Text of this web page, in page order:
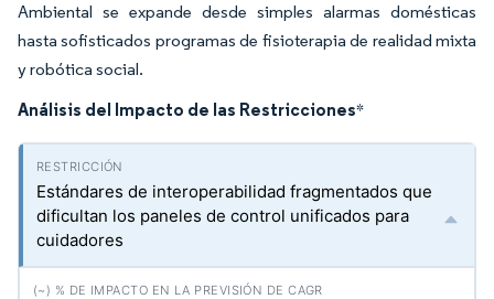
Ambiental se expande desde simples alarmas domésticas
hasta sofisticados programas de fisioterapia de realidad mixta
y robótica social.
Análisis del Impacto de las Restricciones*
Estándares de interoperabilidad fragmentados que
dificultan los paneles de control unificados para
cuidadores